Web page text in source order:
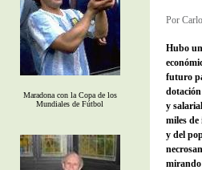
Maradona con la Copa de los
Mundiales de Fútbol
Por
Hubo
futuro
y
miles
y del
mirando